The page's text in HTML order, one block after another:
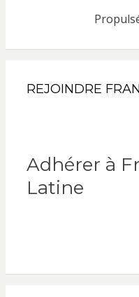
REJOINDRE
Adhérer à
Latine